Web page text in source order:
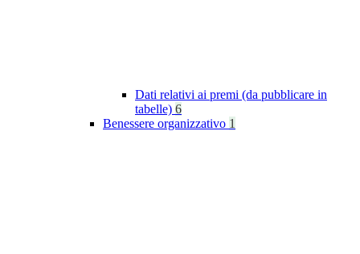
Dati relativi ai premi (da pubblicare in
tabelle) 6
Benessere organizzativo 1